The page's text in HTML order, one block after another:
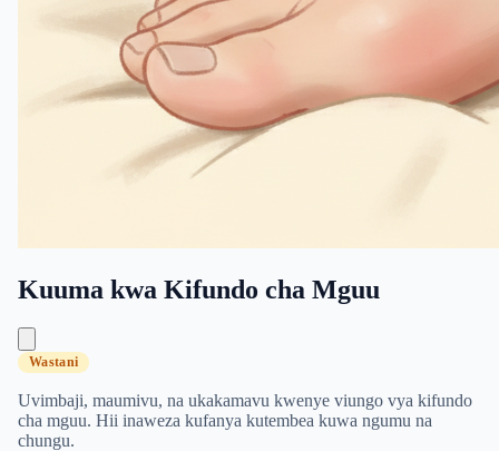
Kuuma kwa Kifundo cha Mguu
Wastani
Uvimbaji, maumivu, na ukakamavu kwenye viungo vya kifundo
cha mguu. Hii inaweza kufanya kutembea kuwa ngumu na
chungu.